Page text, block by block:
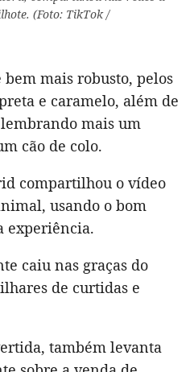
(Foto: TikTok /
mais robusto, pelos
e caramelo, além de
mais um
cão de colo.
compartilhou o vídeo
usando o bom
experiência.
caiu nas graças do
de curtidas e
também levanta